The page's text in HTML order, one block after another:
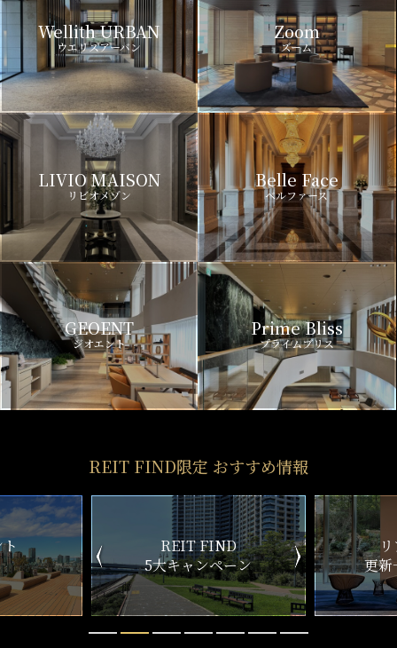
Wellith URBAN
ウエリスアーバン
Zoom
ズーム
LIVIO MAISON
リビオメゾン
Belle Face
ベルファース
GEOENT
ジオエント
Prime Bliss
プライムブリス
REIT FIND限定 おすすめ情報
ン
リアルタイム
更新一覧チェック
新